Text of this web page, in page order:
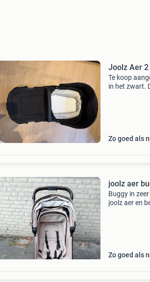
Joolz Aer
Te koop
in het zwart.
Zo goed als
joolz aer
Buggy in
joolz aer en
Zo goed als